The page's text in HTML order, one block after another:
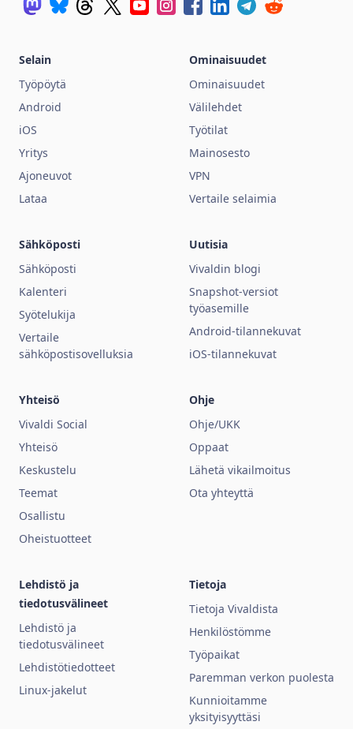
Selain
Työpöytä
Android
iOS
Yritys
Ajoneuvot
Lataa
Ominaisuudet
Ominaisuudet
Välilehdet
Työtilat
Mainosesto
VPN
Vertaile selaimia
Sähköposti
Sähköposti
Kalenteri
Syötelukija
Vertaile
sähköpostisovelluksia
Uutisia
Vivaldin blogi
Snapshot-versiot
työasemille
Android-tilannekuvat
iOS-tilannekuvat
Yhteisö
Vivaldi Social
Yhteisö
Keskustelu
Teemat
Osallistu
Oheistuotteet
Ohje
Ohje/UKK
Oppaat
Lähetä vikailmoitus
Ota yhteyttä
Lehdistö ja
tiedotusvälineet
Lehdistö ja
tiedotusvälineet
Lehdistötiedotteet
Linux-jakelut
Tietoja
Tietoja Vivaldista
Henkilöstömme
Työpaikat
Paremman verkon puolesta
Kunnioitamme
yksityisyyttäsi